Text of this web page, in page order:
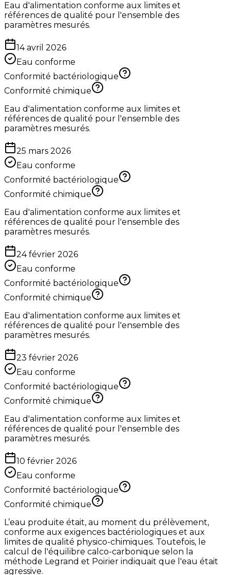
Eau d'alimentation conforme aux limites et
références de qualité pour l'ensemble des
paramètres mesurés.
14 avril 2026
Eau conforme
Conformité bactériologique
Conformité chimique
Eau d'alimentation conforme aux limites et
références de qualité pour l'ensemble des
paramètres mesurés.
25 mars 2026
Eau conforme
Conformité bactériologique
Conformité chimique
Eau d'alimentation conforme aux limites et
références de qualité pour l'ensemble des
paramètres mesurés.
24 février 2026
Eau conforme
Conformité bactériologique
Conformité chimique
Eau d'alimentation conforme aux limites et
références de qualité pour l'ensemble des
paramètres mesurés.
23 février 2026
Eau conforme
Conformité bactériologique
Conformité chimique
Eau d'alimentation conforme aux limites et
références de qualité pour l'ensemble des
paramètres mesurés.
10 février 2026
Eau conforme
Conformité bactériologique
Conformité chimique
L’eau produite était, au moment du prélèvement,
conforme aux exigences bactériologiques et aux
limites de qualité physico-chimiques. Toutefois, le
calcul de l'équilibre calco-carbonique selon la
méthode Legrand et Poirier indiquait que l'eau était
agressive.